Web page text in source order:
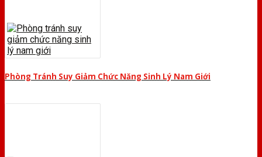
Phòng Tránh Suy Giảm Chức Năng Sinh Lý Nam Giới